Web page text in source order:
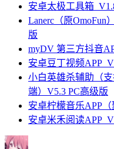
安卓太极工具箱
Lanerc（原OmoFun
版
myDV 第三方抖音
安卓豆丁视频
小白英雄杀辅助（
端）V5.3 PC高级版
安卓柠檬音乐APP
安卓米禾阅读